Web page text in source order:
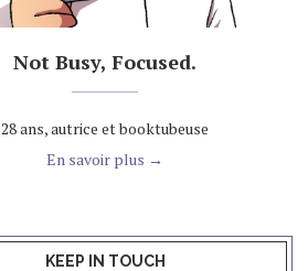
Not Busy, Focused.
28 ans, autrice et booktubeuse
En savoir plus →
KEEP IN TOUCH